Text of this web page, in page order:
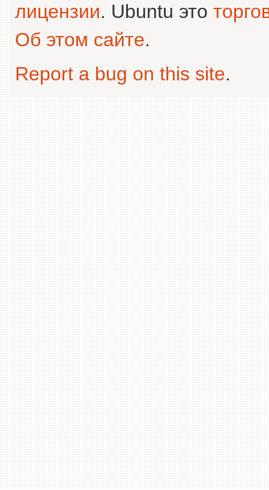
лицензии. Ubuntu это
Об этом сайте.
Report a bug on this site.